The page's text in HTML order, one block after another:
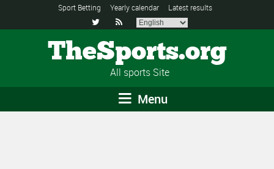
Sport Betting Yearly calendar Latest results
 
TheSports.org
All sports Site
Menu